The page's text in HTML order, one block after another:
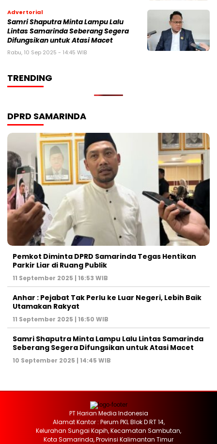
Advertorial
Samri Shaputra Minta Lampu Lalu
Lintas Samarinda Seberang Segera
Difungsikan untuk Atasi Macet
Rabu, 10 Sep 2025 - 14:45 WIB
TRENDING
DPRD SAMARINDA
Pemkot Diminta DPRD Samarinda Tegas Hentikan
Parkir Liar di Ruang Publik
11 September 2025 | 16:53 WIB
Anhar : Pejabat Tak Perlu ke Luar Negeri, Lebih Baik
Utamakan Rakyat
11 September 2025 | 16:50 WIB
Samri Shaputra Minta Lampu Lalu Lintas Samarinda
Seberang Segera Difungsikan untuk Atasi Macet
10 September 2025 | 14:45 WIB
PT Harian Media Indonesia
Alamat Kantor : Perum PKL Blok D RT 14,
Kelurahan Sungai Kapih, Kecamatan Sambutan,
Kota Samarinda, Provinsi Kalimantan Timur